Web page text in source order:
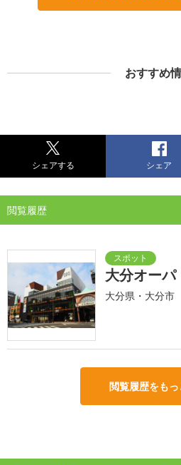
おすすめ
シェアする シェア
閲覧履歴
大分オーパ
大分県・大分市
閲覧履歴をも